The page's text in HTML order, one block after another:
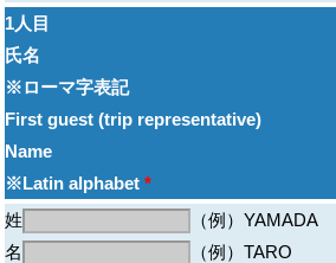
1人目
氏名
※ローマ字表記
First guest (trip representative)
Name
※Latin alphabet *
姓
（例）YAMADA
名
（例）TARO